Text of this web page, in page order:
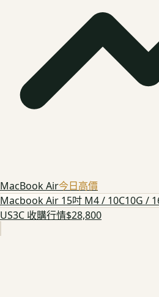
MacBook Air今日高價
Macbook Air 15吋 M4 / 10C10G /
US3C 收購行情$28,800